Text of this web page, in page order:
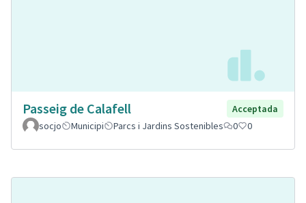
Passeig de Calafell
Acceptada
socjo
Municipi Parcs i Jardins Sostenibles 0 0